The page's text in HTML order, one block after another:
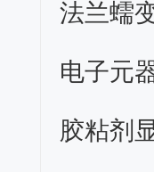
法兰蠕
电子元
胶粘剂